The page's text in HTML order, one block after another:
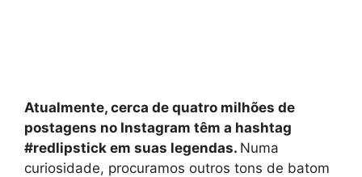
Atualmente, cerca de quatro milhões de
postagens no Instagram têm a hashtag
#redlipstick em suas legendas. Numa
curiosidade, procuramos outros tons de batom